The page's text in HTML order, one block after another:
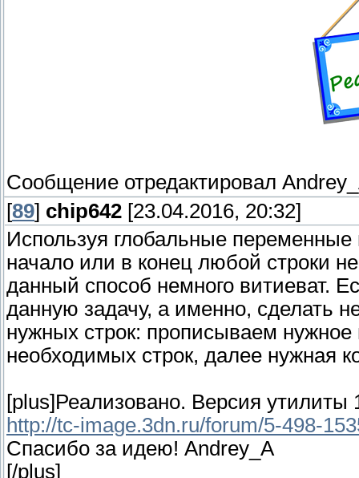
Сообщение отредактировал
[89] chip642 [23.04.2016, 20:32]
Используя глобальные
начало или в конец любой строки
данный способ немного витиеват.
данную задачу, а именно, сделать
нужных строк: прописываем
необходимых строк, далее нужная
[plus]Реализовано. Версия утилиты
http://tc-image.3dn.ru/forum/5-498-
Спасибо за идею! Andrey_A
[/plus]